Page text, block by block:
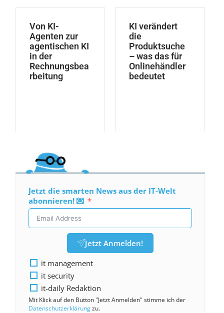
Von KI-
Agenten zur
agentischen KI
in der
Rechnungsbea
rbeitung
KI verändert
die
Produktsuche
– was das für
Onlinehändler
bedeutet
Jetzt die smarten News aus der IT-Welt
abonnieren! 💌
Jetzt Anmelden!
it management
it security
it-daily Redaktion
Mit Klick auf den Button "Jetzt Anmelden" stimme ich der
Datenschutzerklärungzu.